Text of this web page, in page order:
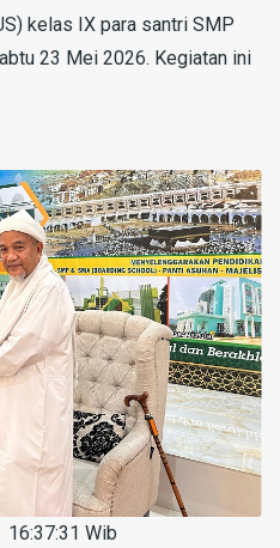
kelas IX para santri SMP
23 Mei 2026. Kegiatan ini
16:37:31 Wib